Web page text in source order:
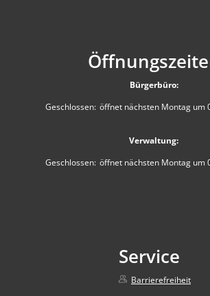
Bürgerbüro:
Klicken, um weitere Öffnungs- oder
Geschlossen: öffnet nächsten Montag um
Verwaltung:
Klicken, um weitere Öffnungs- oder
Geschlossen: öffnet nächsten Montag um
Service
Barrierefreiheit